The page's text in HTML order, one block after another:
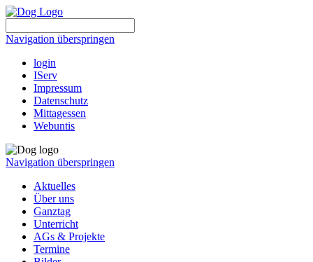
Navigation überspringen
login
IServ
Impressum
Datenschutz
Mittagessen
Webuntis
Navigation überspringen
Aktuelles
Über uns
Ganztag
Unterricht
AGs & Projekte
Termine